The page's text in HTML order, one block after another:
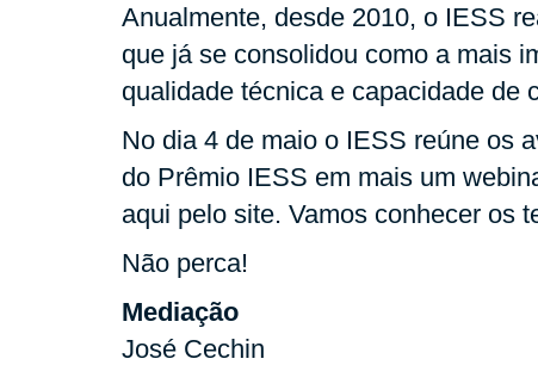
Anualmente, desde 2010, o IESS
que já se consolidou como a mais
qualidade técnica e capacidade de
No dia 4 de maio o IESS reúne os
do Prêmio IESS em mais um
aqui pelo site. Vamos conhecer os
Não perca!
Mediação
José Cechin